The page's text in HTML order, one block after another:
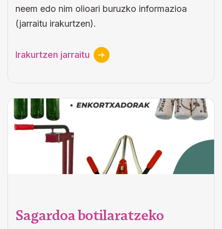
neem edo nim olioari buruzko informazioa
(jarraitu irakurtzen).
Irakurtzen jarraitu
Sagardoa botilaratzeko